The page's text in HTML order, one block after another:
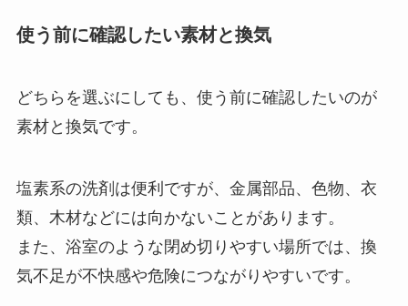
使う前に確認したい素材と換気
どちらを選ぶにしても、使う前に確認したいのが
素材と換気です。
塩素系の洗剤は便利ですが、金属部品、色物、衣
類、木材などには向かないことがあります。
また、浴室のような閉め切りやすい場所では、換
気不足が不快感や危険につながりやすいです。